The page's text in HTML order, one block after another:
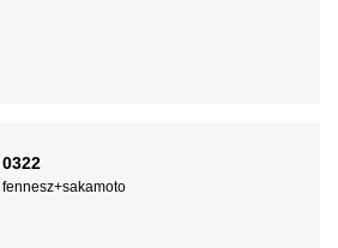
0322
fennesz+sakamoto